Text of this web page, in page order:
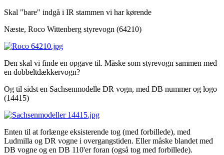
Skal "bare" indgå i IR stammen vi har kørende
Næste, Roco Wittenberg styrevogn (64210)
Den skal vi finde en opgave til. Måske som styrevogn sammen med
en dobbeltdækkervogn?
Og til sidst en Sachsenmodelle DR vogn, med DB nummer og logo
(14415)
Enten til at forlænge eksisterende tog (med forbillede), med
Ludmilla og DR vogne i overgangstiden. Eller måske blandet med
DB vogne og en DB 110'er foran (også tog med forbillede).